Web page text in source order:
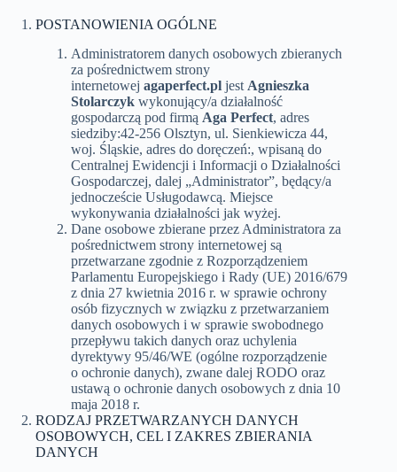
POSTANOWIENIA OGÓLNE
Administratorem danych osobowych zbieranych
za pośrednictwem strony
internetowej agaperfect.pl jest Agnieszka
Stolarczyk wykonujący/a działalność
gospodarczą pod firmą Aga Perfect, adres
siedziby:42-256 Olsztyn, ul. Sienkiewicza 44,
woj. Śląskie, adres do doręczeń:, wpisaną do
Centralnej Ewidencji i Informacji o Działalności
Gospodarczej, dalej „Administrator”, będący/a
jednoczeście Usługodawcą. Miejsce
wykonywania działalności jak wyżej.
Dane osobowe zbierane przez Administratora za
pośrednictwem strony internetowej są
przetwarzane zgodnie z Rozporządzeniem
Parlamentu Europejskiego i Rady (UE) 2016/679
z dnia 27 kwietnia 2016 r. w sprawie ochrony
osób fizycznych w związku z przetwarzaniem
danych osobowych i w sprawie swobodnego
przepływu takich danych oraz uchylenia
dyrektywy 95/46/WE (ogólne rozporządzenie
o ochronie danych), zwane dalej RODO oraz
ustawą o ochronie danych osobowych z dnia 10
maja 2018 r.
RODZAJ PRZETWARZANYCH DANYCH
OSOBOWYCH, CEL I ZAKRES ZBIERANIA
DANYCH